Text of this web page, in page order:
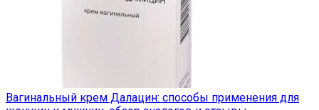
Вагинальный крем Далацин: способы применения для